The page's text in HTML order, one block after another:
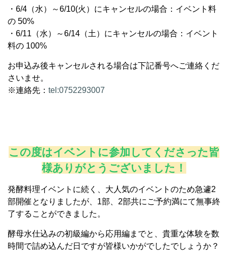
・6/4（水）～6/10(火）にキャンセルの場合：イベント料
の 50%
・6/11（水）～6/14（土）にキャンセルの場合：イベント
料の 100%
お申込み後キャンセルされる場合は下記番号へご連絡くだ
さいませ。
※連絡先： tel:0752293007
この度はイベントに参加してくださった皆
様ありがとうございました！
発酵料理イベントに続く、大人気のイベントのため急遽2
部開催となりましたが、1部、2部共にご予約満にて無事終
了することができました。
酵母水仕込みの初級編から応用編までと、貴重な体験を数
時間で詰め込んだ日ですが皆様いかがでしたでしょうか？